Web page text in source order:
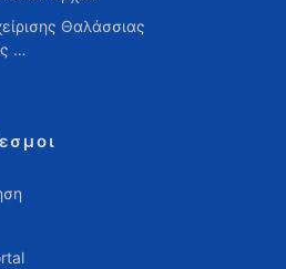
Θαλάσσιας
…